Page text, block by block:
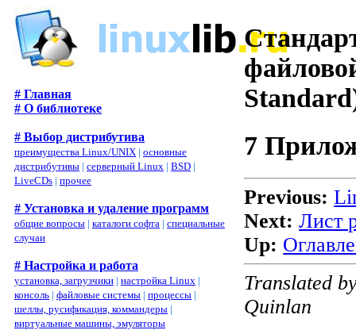
# Главная
# О библиотеке
# Выбор дистрибутива
преимущества Linux/UNIX | основные
дистрибутивы | серверный Linux | BSD |
LiveCDs | прочее
# Установка и удаление программ
общие вопросы | каталоги софта | специальные
случаи
# Настройка и работа
установка, загрузчики | настройка Linux |
консоль | файловые системы | процессы |
шеллы, русификация, коммандеры |
виртуальные машины, эмуляторы
7
Previous:
Next: Лист
Up:
Translated
Quinlan